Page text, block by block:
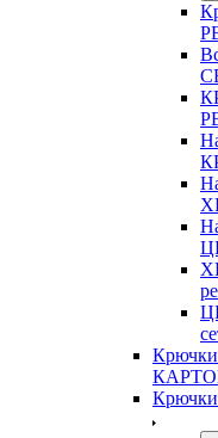
Крючки